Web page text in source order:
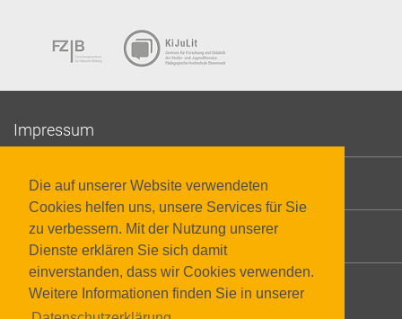
Die auf unserer Website verwendeten
Cookies helfen uns, unsere Services für Sie
zu verbessern. Mit der Nutzung unserer
Dienste erklären Sie sich damit
einverstanden, dass wir Cookies verwenden.
Weitere Informationen finden Sie in unserer
Impressum
Datenschutzerklärung
Barrierefreiheit